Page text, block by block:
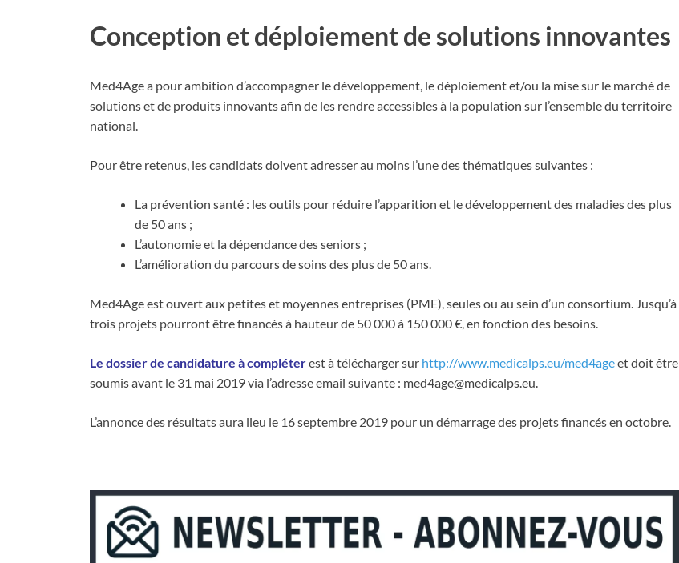
Conception et déploiement de solutions innovantes
Med4Age a pour ambition d’accompagner le développement, le déploiement et/ou la mise sur le marché de
solutions et de produits innovants afin de les rendre accessibles à la population sur l’ensemble du territoire
national.
Pour être retenus, les candidats doivent adresser au moins l’une des thématiques suivantes :
La prévention santé : les outils pour réduire l’apparition et le développement des maladies des plus
de 50 ans ;
L’autonomie et la dépendance des seniors ;
L’amélioration du parcours de soins des plus de 50 ans.
Med4Age est ouvert aux petites et moyennes entreprises (PME), seules ou au sein d’un consortium. Jusqu’à
trois projets pourront être financés à hauteur de 50 000 à 150 000 €, en fonction des besoins.
Le dossier de candidature à compléterest à télécharger sur http://www.medicalps.eu/med4ageet doit être
soumis avant le 31 mai 2019 via l’adresse email suivante : med4age@medicalps.eu.
L’annonce des résultats aura lieu le 16 septembre 2019 pour un démarrage des projets financés en octobre.